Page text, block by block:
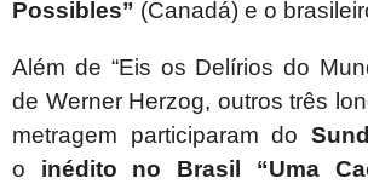
Possibles” (Canadá) e o
Além de “Eis os Delírios do
de Werner Herzog, outros três
metragem participaram do
o inédito no Brasil “Uma